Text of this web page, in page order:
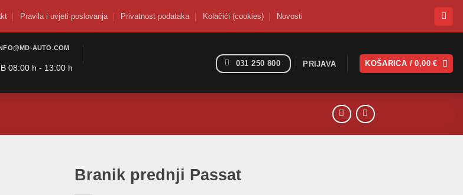
Pravila i uvjeti poslovanja Privatnost podataka Kolačići (cookies) Novosti
AUTO.COM
08:00 h - 13:00 h
031 250 800 PRIJAVA KOŠARICA /0,00€
Branik prednji Passat